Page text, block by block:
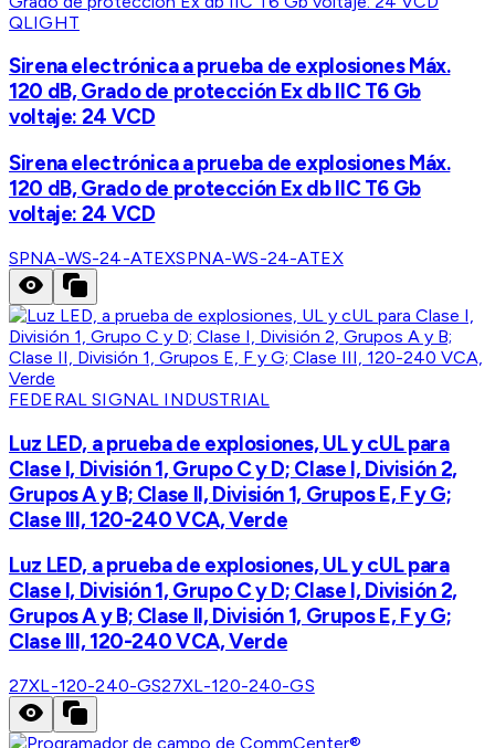
QLIGHT
Sirena electrónica a prueba de explosiones Máx.
120 dB, Grado de protección Ex db IIC T6 Gb
voltaje: 24 VCD
Sirena electrónica a prueba de explosiones Máx.
120 dB, Grado de protección Ex db IIC T6 Gb
voltaje: 24 VCD
SPNA-WS-24-ATEXSPNA-WS-24-ATEX
FEDERAL SIGNAL INDUSTRIAL
Luz LED, a prueba de explosiones, UL y cUL para
Clase I, División 1, Grupo C y D; Clase I, División 2,
Grupos A y B; Clase II, División 1, Grupos E, F y G;
Clase III, 120-240 VCA, Verde
Luz LED, a prueba de explosiones, UL y cUL para
Clase I, División 1, Grupo C y D; Clase I, División 2,
Grupos A y B; Clase II, División 1, Grupos E, F y G;
Clase III, 120-240 VCA, Verde
27XL-120-240-GS27XL-120-240-GS